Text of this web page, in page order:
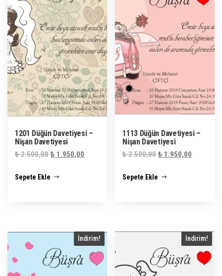
1201 Düğün Davetiyesi –
Nişan Davetiyesi
₺2.500,00 Orijinal
₺ 2.500,00.
₺ 1.950,00
Sepete Ekle
1113 Düğün Davetiyesi –
Nişan Davetiyesi
₺2.500,00 Orijinal
₺ 2.500,00.
₺ 1.950,00
Sepete Ekle
İndirim! İndirim!